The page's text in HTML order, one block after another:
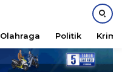
Olahraga Politik